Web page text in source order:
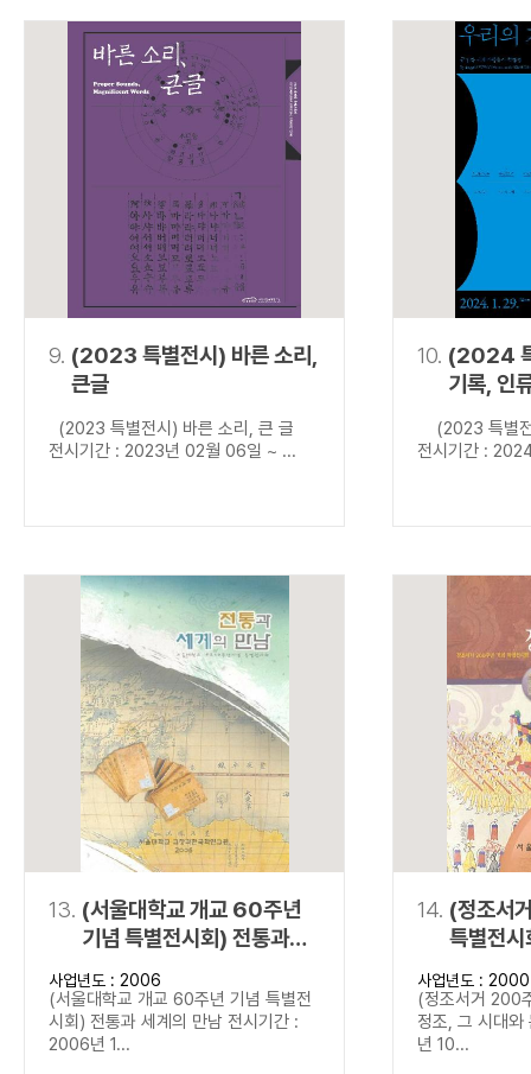
9. (2023 특별전시) 바른 소리,
큰글
(2023 특별전시) 바른 소리, 큰 글
전시기간 : 2023년 02월 06일 ~ ...
10. (2024
기록, 인
(2023 특별
전시기간 :
13. (서울대학교 개교 60주년
기념 특별전시회) 전통과
세계의 만남
사업년도 : 2006
(서울대학교 개교 60주년 기념 특별전
시회) 전통과 세계의 만남 전시기간 :
2006년 1...
14. (정조서
특별전
문화
사업년도 : 2000
(정조서거 200
정조, 그 시대
년 10...